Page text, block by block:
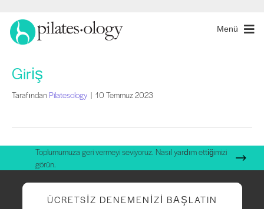
Menü
Giriş
Tarafından Pilatesology | 10 Temmuz 2023
Toplumumuza geri vermeyi seviyoruz. Nasıl yardım ettiğimizi
görün.
ÜCRETSIZ DENEMENIZI BAŞLATIN